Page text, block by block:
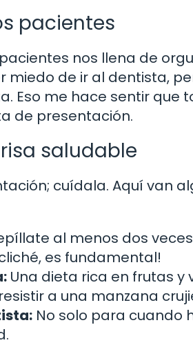
pacientes
nos llena de
miedo de ir al dentista,
Eso me hace sentir que
de presentación.
saludable
cuídala. Aquí van
al menos dos
es fundamental!
Una dieta rica en frutas
a una manzana
No solo para cuando